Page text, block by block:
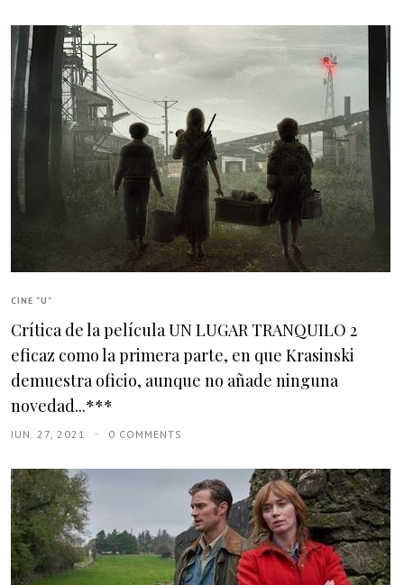
CINE "U"
Crítica de la película UN LUGAR TRANQUILO 2
eficaz como la primera parte, en que Krasinski
demuestra oficio, aunque no añade ninguna
novedad...***
JUN. 27, 2021 0 COMMENTS